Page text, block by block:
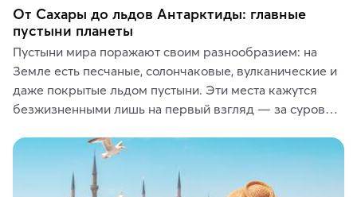
От Сахары до льдов Антарктиды: главные
пустыни планеты
Пустыни мира поражают своим разнообразием: на
Земле есть песчаные, солончаковые, вулканические и
даже покрытые льдом пустыни. Эти места кажутся
безжизненными лишь на первый взгляд — за суровой
животные и маршруты, которые дарят одни из самых
ярких впечатлений от путешествий.